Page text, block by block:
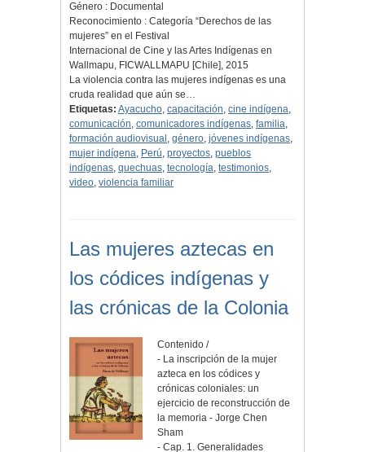
Género : Documental
Reconocimiento : Categoría “Derechos de las
mujeres” en el Festival
Internacional de Cine y las Artes Indígenas en
Wallmapu, FICWALLMAPU [Chile], 2015
La violencia contra las mujeres indígenas es una
cruda realidad que aún se…
Etiquetas: Ayacucho, capacitación, cine indígena,
comunicación, comunicadores indígenas, familia,
formación audiovisual , género, jóvenes indígenas,
mujer indígena, Perú, proyectos, pueblos
indígenas, quechuas, tecnología, testimonios,
video, violencia familiar
Las mujeres aztecas en
los códices indígenas y
las crónicas de la Colonia
Contenido /
- La inscripción de la mujer
azteca en los códices y
crónicas coloniales: un
ejercicio de reconstrucción de
la memoria - Jorge Chen
Sham
- Cap. 1. Generalidades